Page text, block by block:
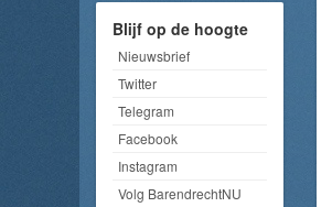
Blijf op de hoogte
Nieuwsbrief
Twitter
Telegram
Facebook
Instagram
Volg BarendrechtNU